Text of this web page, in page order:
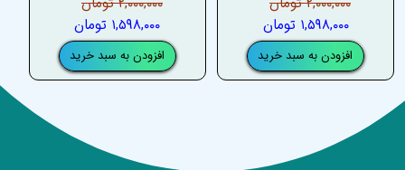
۱,۵۹۸,۰۰۰ تومان
افزودن به سبد خرید
۱,۵۹۸,۰۰۰ تومان
افزودن به سبد خرید